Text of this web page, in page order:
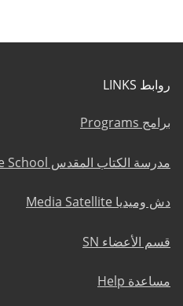
روابط LINKS
برامج Programs
مدرسة الكتاب المقدس Bible School
دش وميديا Media Satellite
قسم الأعضاء SN
مساعدة Help